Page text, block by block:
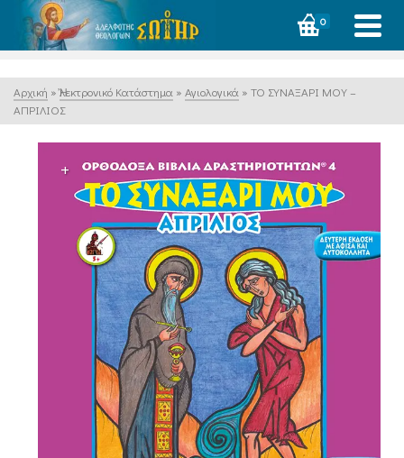
0
Αρχική » Ἠλεκτρονικό Κατάστημα » Αγιολογικά » ΤΟ ΣΥΝΑΞΑΡΙ ΜΟΥ –
ΑΠΡΙΛΙΟΣ